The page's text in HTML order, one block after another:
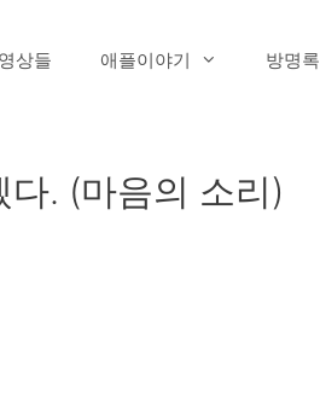
상들 애플이야기 방명록
. (마음의 소리)